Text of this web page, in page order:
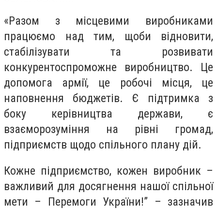
«Разом з місцевими виробниками
працюємо над тим, щоби відновити,
стабілізувати та розвивати
конкурентоспроможне виробництво. Це
допомога армії, це робочі місця, це
наповнення бюджетів. Є підтримка з
боку керівництва держави, є
взаєморозуміння на рівні громад,
підприємств щодо спільного плану дій.
Кожне підприємство, кожен виробник –
важливий для досягнення нашої спільної
мети – Перемоги України!” – зазначив